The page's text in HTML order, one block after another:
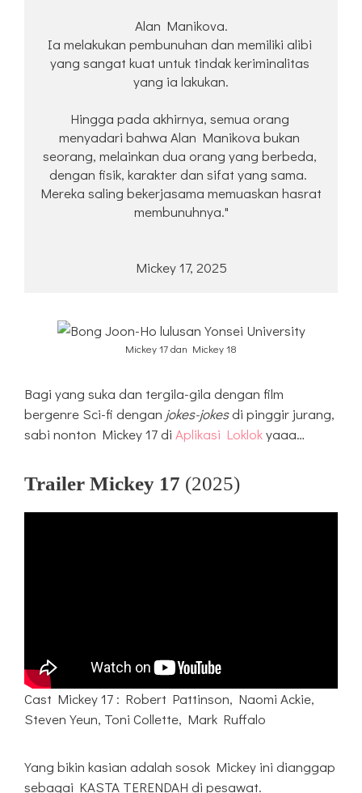
Alan Manikova.
Ia melakukan pembunuhan dan memiliki alibi
yang sangat kuat untuk tindak keriminalitas
yang ia lakukan.
Hingga pada akhirnya, semua orang
menyadari bahwa Alan Manikova bukan
seorang, melainkan dua orang yang berbeda,
dengan fisik, karakter dan sifat yang sama.
Mereka saling bekerjasama memuaskan hasrat
membunuhnya."
Mickey 17, 2025
Mickey 17 dan Mickey 18
Bagi yang suka dan tergila-gila dengan film
bergenre Sci-fi dengan jokes-jokesdi pinggir jurang,
sabi nonton Mickey 17 di Aplikasi Loklokyaaa…
Trailer Mickey 17 (2025)
Cast Mickey 17 : Robert Pattinson, Naomi Ackie,
Steven Yeun, Toni Collette, Mark Ruffalo
Yang bikin kasian adalah sosok Mickey ini dianggap
sebagai KASTA TERENDAH di pesawat.